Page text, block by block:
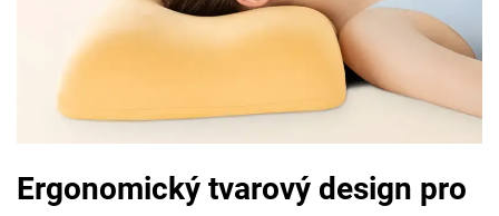
Ergonomický tvarový design pro